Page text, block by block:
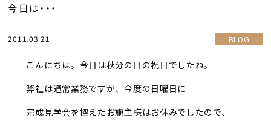
今日は・・・
2011.03.21 BLOG
こんにちは。今日は秋分の日の祝日でしたね。
弊社は通常業務ですが、今度の日曜日に
完成見学会を控えたお施主様はお休みでしたので、